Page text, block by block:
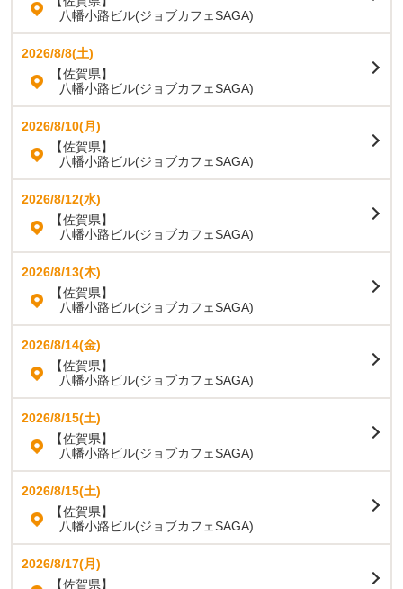
八幡小路ビル(ジョブカフェSAGA)
2026/8/8(土)
【佐賀県】
八幡小路ビル(ジョブカフェSAGA)
2026/8/10(月)
【佐賀県】
八幡小路ビル(ジョブカフェSAGA)
2026/8/12(水)
【佐賀県】
八幡小路ビル(ジョブカフェSAGA)
2026/8/13(木)
【佐賀県】
八幡小路ビル(ジョブカフェSAGA)
2026/8/14(金)
【佐賀県】
八幡小路ビル(ジョブカフェSAGA)
2026/8/15(土)
【佐賀県】
八幡小路ビル(ジョブカフェSAGA)
2026/8/15(土)
【佐賀県】
八幡小路ビル(ジョブカフェSAGA)
2026/8/17(月)
【佐賀県】